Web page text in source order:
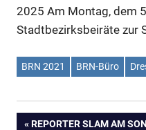
2025 Am Montag, dem
Stadtbezirksbeiräte zur
BRN 2021 BRN-Büro
VORHERIGER
REPORTER SLAM AM